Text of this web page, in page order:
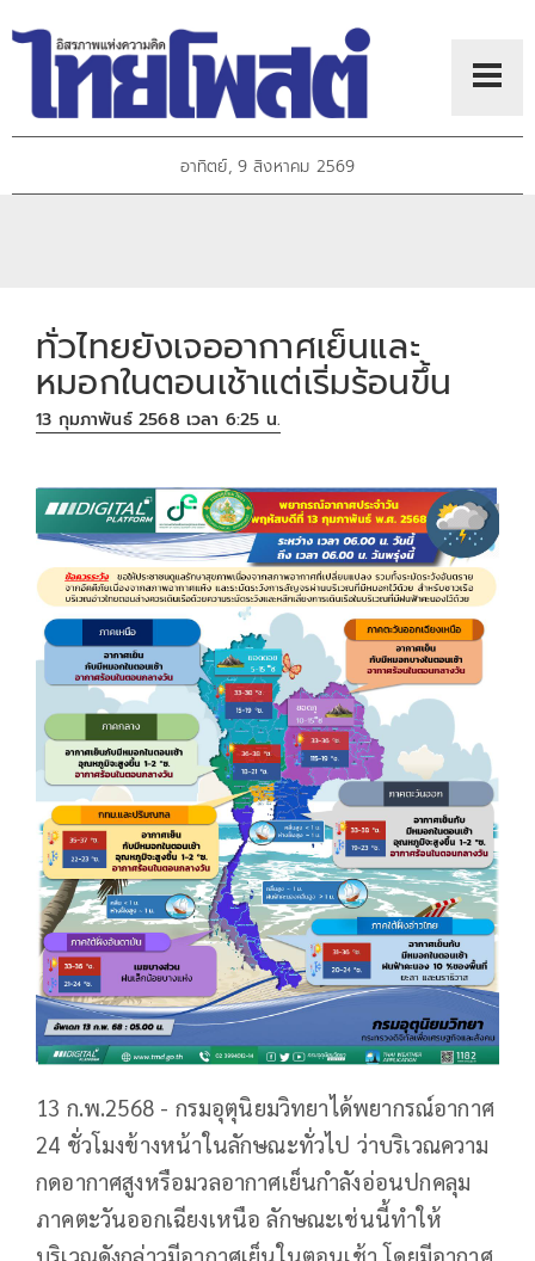
อาทิตย์, 9 สิงหาคม 2569
ทั่วไทยยังเจออากาศเย็นและ
หมอกในตอนเช้าแต่เริ่มร้อนขึ้น
13 กุมภาพันธ์ 2568 เวลา 6:25 น.
13 ก.พ.2568 - กรมอุตุนิยมวิทยาได้พยากรณ์อากาศ
24 ชั่วโมงข้างหน้าในลักษณะทั่วไป ว่าบริเวณความ
กดอากาศสูงหรือมวลอากาศเย็นกำลังอ่อนปกคลุม
ภาคตะวันออกเฉียงเหนือ ลักษณะเช่นนี้ทำให้
บริเวณดังกล่าวมีอากาศเย็นในตอนเช้า โดยมีอากาศ